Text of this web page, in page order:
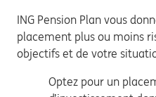
ING Pension Plan vous
placement plus ou moins
objectifs et de votre
Optez pour un